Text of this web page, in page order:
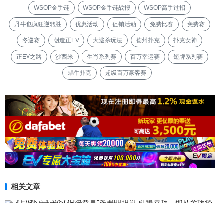
WSOP金手链 WSOP金手链战报 WSOP高手过招
丹牛也疯狂逆转胜 优惠活动 促销活动 免费比赛 免费赛
冬巡赛 创造正EV 大逃杀玩法 德州扑克 扑克女神
正EV之路 沙西米 生肖系列赛 百万幸运赛 短牌系列赛
蜗牛扑克 超级百万豪客赛
相关文章